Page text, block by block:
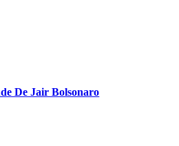
De Jair Bolsonaro